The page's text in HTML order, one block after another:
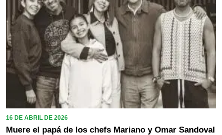
16 DE ABRIL DE 2026
Muere el papá de los chefs Mariano y Omar Sandoval